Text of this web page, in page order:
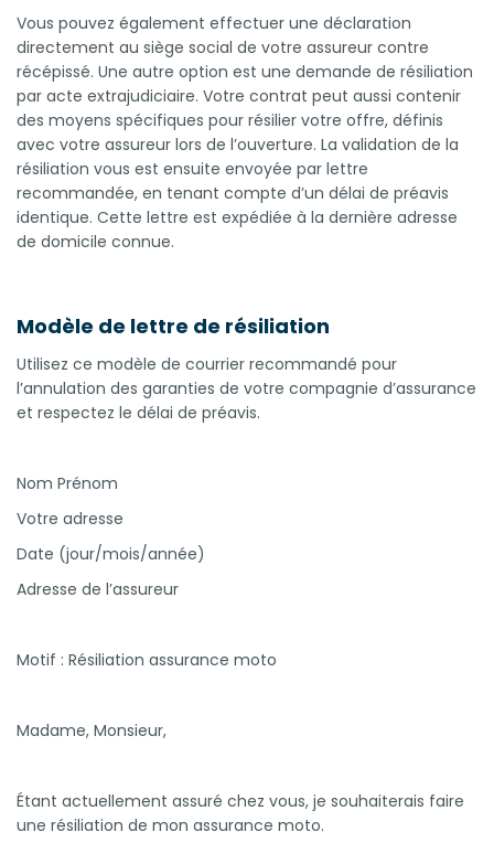
Vous pouvez également effectuer une déclaration
directement au siège social de votre assureur contre
récépissé. Une autre option est une demande de résiliation
par acte extrajudiciaire. Votre contrat peut aussi contenir
des moyens spécifiques pour résilier votre offre, définis
avec votre assureur lors de l’ouverture. La validation de la
résiliation vous est ensuite envoyée par lettre
recommandée, en tenant compte d’un délai de préavis
identique. Cette lettre est expédiée à la dernière adresse
de domicile connue.
Modèle de lettre de résiliation
Utilisez ce modèle de courrier recommandé pour
l’annulation des garanties de votre compagnie d’assurance
et respectez le délai de préavis.
Nom Prénom
Votre adresse
Date (jour/mois/année)
Adresse de l’assureur
Motif : Résiliation assurance moto
Madame, Monsieur,
Étant actuellement assuré chez vous, je souhaiterais faire
une résiliation de mon assurance moto.